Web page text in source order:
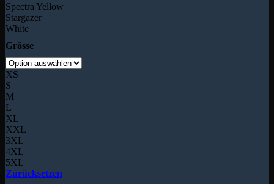
Spectra Yellow
Stargazer
White
Grösse
XS
S
M
L
XL
XXL
3XL
4XL
5XL
Zurücksetzen